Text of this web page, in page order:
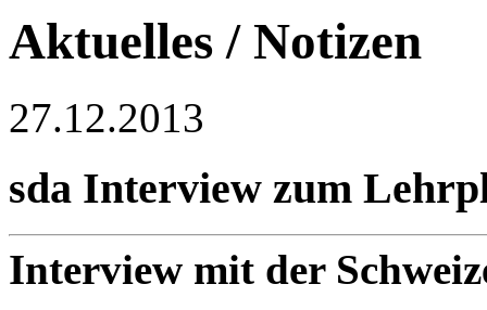
Aktuelles / Notizen
27.12.2013
sda Interview zum
Interview mit der